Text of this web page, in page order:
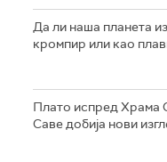
Да ли наша планета
кромпир или као
Плато испред Храма
Саве добија нови